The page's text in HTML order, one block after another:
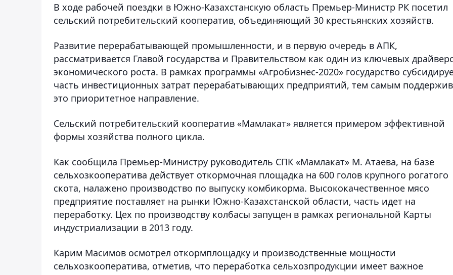
В ходе рабочей поездки в Южно-Казахстанскую область Премьер-Министр РК посетил
сельский потребительский кооператив, объединяющий 30 крестьянских хозяйств.
Развитие перерабатывающей промышленности, и в первую очередь в АПК,
рассматривается Главой государства и Правительством как один из ключевых
экономического роста. В рамках программы «Агробизнес-2020» государство
часть инвестиционных затрат перерабатывающих предприятий, тем самым
это приоритетное направление.
Сельский потребительский кооператив «Мамлакат» является примером эффективной
формы хозяйства полного цикла.
Как сообщила Премьер-Министру руководитель СПК «Мамлакат» М. Атаева, на базе
сельхозкооператива действует откормочная площадка на 600 голов крупного рогатого
скота, налажено производство по выпуску комбикорма. Высококачественное мясо
предприятие поставляет на рынки Южно-Казахстанской области, часть идет на
переработку. Цех по производству колбасы запущен в рамках региональной Карты
индустриализации в 2013 году.
Карим Масимов осмотрел откормплощадку и производственные мощности
сельхозкооператива, отметив, что переработка сельхозпродукции имеет важное